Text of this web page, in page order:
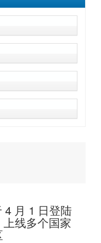
4 月 1 日登陆
线多个国家